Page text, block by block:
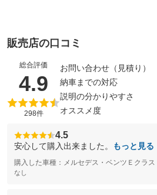
販売店の口コミ
総合評価
4.9 （5点満点
298件
お問い合わせ（見積り）
納車までの対応
説明の分かりやすさ
オススメ度
4.5
安心して購入出来ました。 もっと見る
購入した車種：メルセデス・ベンツＥクラス
なし